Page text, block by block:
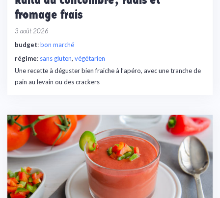
fromage frais
3 août 2026
budget:bon marché
régime: sans gluten, végétarien
Une recette à déguster bien fraiche à l’apéro, avec une tranche de
pain au levain ou des crackers